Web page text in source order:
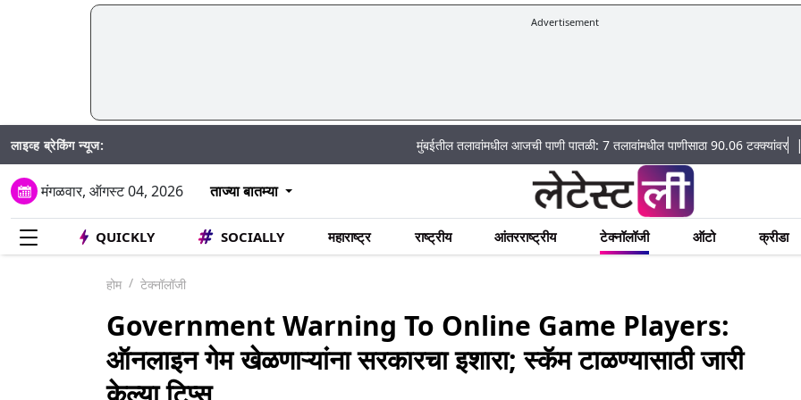
Advertisement
लाइव्ह ब्रेकिंग न्यूज: मुंबईतील तलावांमधील आजची पाणी पातळी: 7 तलावांमधील पाणीसाठा 90.06 टक्क्यांवर|पिंपरीत
मंगळवार, ऑगस्ट 04, 2026 ताज्या बातम्या
QUICKLY SOCIALLY महाराष्ट्र राष्ट्रीय आंतरराष्ट्रीय टेक्नॉलॉजी ऑटो क्रीडा
होम टेक्नॉलॉजी
Government Warning To Online Game Players:
ऑनलाइन गेम खेळणाऱ्यांना सरकारचा इशारा; स्कॅम टाळण्यासाठी जारी